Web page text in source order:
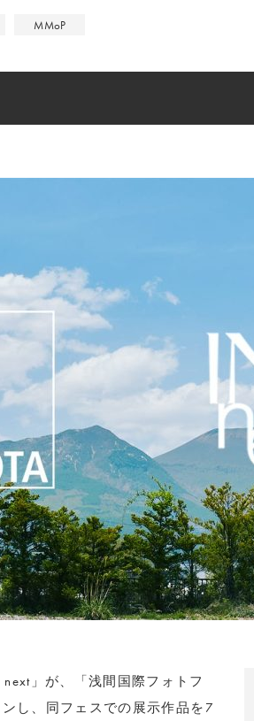
MMoP
」が、「浅間国際フォトフ
し、同フェスでの展示作品を7